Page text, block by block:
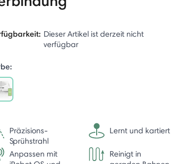
Dieser Artikel ist derzeit nicht
verfügbar
Präzisions-
Sprühstrahl
Lernt und kartiert
Anpassen mit
Reinigt in